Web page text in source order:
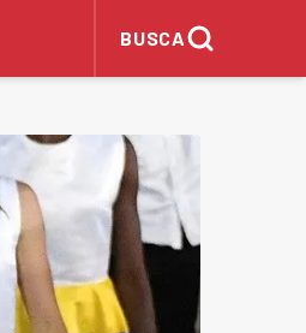
BUSCA